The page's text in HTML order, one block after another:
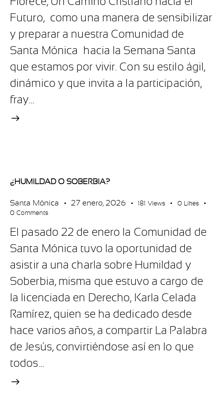
Futuro, como una manera de sensibilizar
y preparar a nuestra Comunidad de
Santa Mónica hacia la Semana Santa
que estamos por vivir. Con su estilo ágil,
dinámico y que invita a la participación,
fray…
¿HUMILDAD O SOBERBIA?
Santa Mónica 27 enero, 2026 181 Views 0 Likes
0 Comments
El pasado 22 de enero la Comunidad de
Santa Mónica tuvo la oportunidad de
asistir a una charla sobre Humildad y
Soberbia, misma que estuvo a cargo de
la licenciada en Derecho, Karla Celada
Ramírez, quien se ha dedicado desde
hace varios años, a compartir La Palabra
de Jesús, convirtiéndose así en lo que
todos…